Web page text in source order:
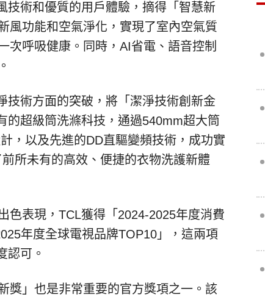
技術和優質的用戶體驗，摘得「 智慧新
風功能和空氣淨化，實現了室內空氣質
次呼吸健康。同時， AI省電、語音控制
技術方面的突破，將「 潔淨技術創新金
的超級筒洗滌科技，通過540mm超大筒
，以及先進的DD直驅變頻技術，成功實
所未有的高效、便捷的衣物洗護新體
色表現， TCL獲得「 2024-2025年度消費
年度全球電視品牌TOP10」
，這兩項
認可。
獎」 也是非常重要的官方獎項之一。該